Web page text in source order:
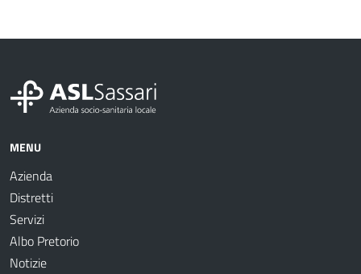
MENU
Azienda
Distretti
Servizi
Albo Pretorio
Notizie